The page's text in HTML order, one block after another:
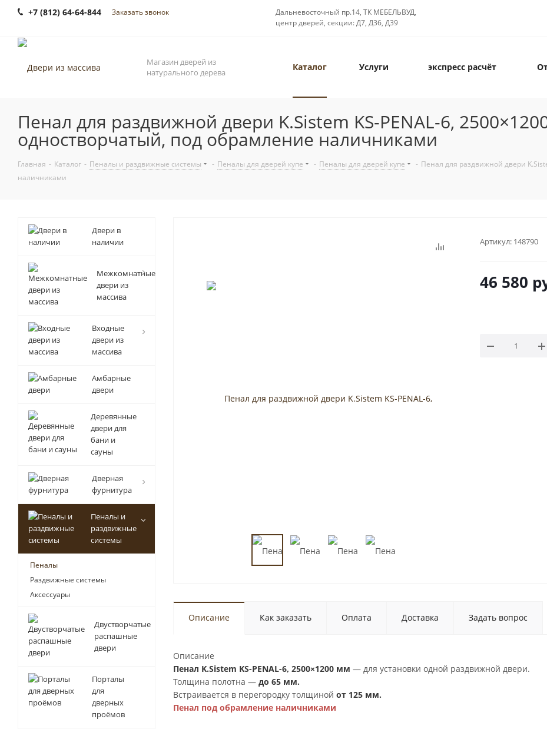
+7 (812) 64-64-844 Заказать звонок
Дальневосточный пр.14, ТК МЕБЕЛЬВУД,
центр дверей, секции: Д7, Д36, Д39
Магазин дверей из
натурального дерева
Каталог Услуги экспресс расчёт
Пенал для раздвижной двери K.Sistem KS-PENAL-6,
одностворчатый, под обрамление наличниками
Главная - Каталог - Пеналы и раздвижные системы - Пеналы для дверей купе - Пеналы для дверей купе - Пенал для раздвижной двери
наличниками
Артикул: 148790
46 580
Описание Как заказать Оплата Доставка Задать вопрос
Описание
Пенал K.Sistem KS-PENAL-6, 2500×1200 мм — для установки одной раздвижной двери.
Толщина полотна — до 65 мм.
Встраивается в перегородку толщиной от 125 мм.
Пенал под обрамление наличниками
Двери в
наличии
Межкомнатные
двери из
массива
Входные
двери из
массива
Амбарные
двери
Деревянные
двери для
бани и
сауны
Дверная
фурнитура
Пеналы и
раздвижные
системы
Пеналы
Раздвижные системы
Аксессуары
Двустворчатые
распашные
двери
Порталы
для
дверных
проёмов